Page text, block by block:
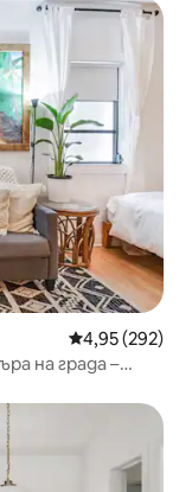
Средна
4,95 (292)
на града –